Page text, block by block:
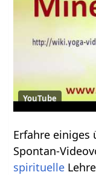
YouTube
Erfahre einiges über
Spontan-
spirituelle